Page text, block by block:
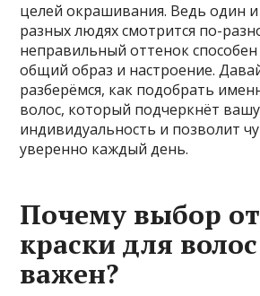
целей окрашивания. Ведь один
разных людях смотрится по-
неправильный оттенок
общий образ и настроение.
разберёмся, как подобрать
волос, который подчеркнёт вашу
индивидуальность и позволит
уверенно каждый день.
Почему выбор
краски для
важен?